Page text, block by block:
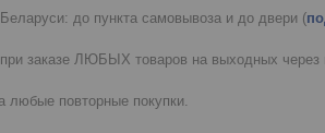
до пункта самовывоза и до двери (
заказе ЛЮБЫХ товаров на выходных через
любые повторные покупки.